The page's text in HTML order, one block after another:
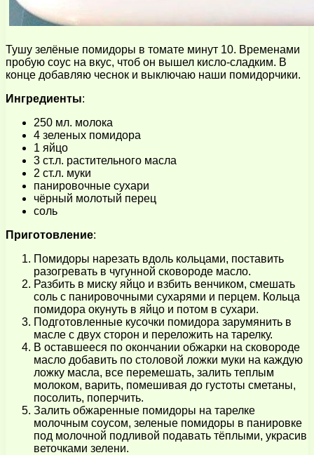
Тушу зелёные помидоры в томате минут 10. Временами
пробую соус на вкус, чтоб он вышел кисло-сладким. В
конце добавляю чеснок и выключаю наши помидорчики.
Ингредиенты:
250 мл. молока
4 зеленых помидора
1 яйцо
3 ст.л. растительного масла
2 ст.л. муки
панировочные сухари
чёрный молотый перец
соль
Приготовление:
Помидоры нарезать вдоль кольцами, поставить
разогревать в чугунной сковороде масло.
Разбить в миску яйцо и взбить венчиком, смешать
соль с панировочными сухарями и перцем. Кольца
помидора окунуть в яйцо и потом в сухари.
Подготовленные кусочки помидора зарумянить в
масле с двух сторон и переложить на тарелку.
В оставшееся по окончании обжарки на сковороде
масло добавить по столовой ложки муки на каждую
ложку масла, все перемешать, залить теплым
молоком, варить, помешивая до густоты сметаны,
посолить, поперчить.
Залить обжаренные помидоры на тарелке
молочным соусом, зеленые помидоры в панировке
под молочной подливой подавать тёплыми, украсив
веточками зелени.